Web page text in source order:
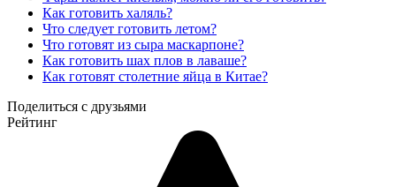
Как готовить халяль?
Что следует готовить летом?
Что готовят из сыра маскарпоне?
Как готовить шах плов в лаваше?
Как готовят столетние яйца в Китае?
Поделиться с друзьями
Рейтинг